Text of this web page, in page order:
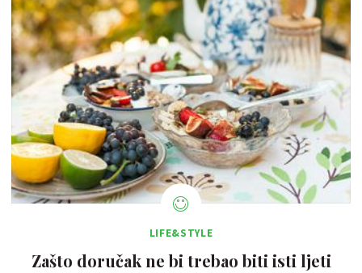
LIFE&STYLE
Zašto doručak ne bi trebao biti isti ljeti